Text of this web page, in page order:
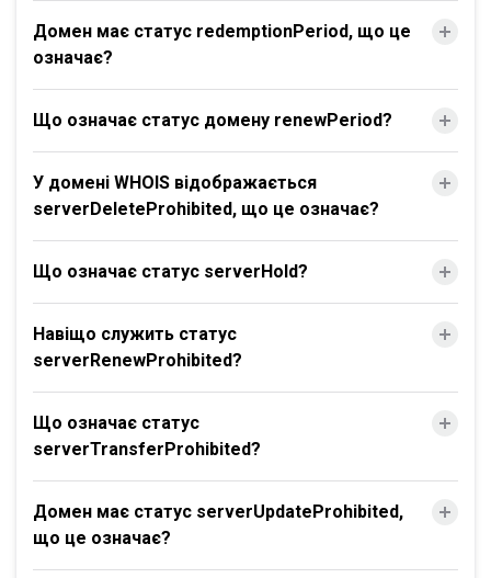
Домен має статус redemptionPeriod, що це
означає?
Що означає статус домену renewPeriod?
У домені WHOIS відображається
serverDeleteProhibited, що це означає?
Що означає статус serverHold?
Навіщо служить статус
serverRenewProhibited?
Що означає статус
serverTransferProhibited?
Домен має статус serverUpdateProhibited,
що це означає?